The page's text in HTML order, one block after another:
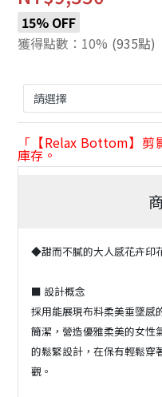
15% OFF
獲得點數：10% (935點)
「【Relax Bottom】
庫存。
◆甜而不膩的大人感花卉印
■ 設計概念
採用能展現布料柔美垂墜感
簡潔，營造優雅柔美的女性
的鬆緊設計，在保有輕鬆穿
觀。